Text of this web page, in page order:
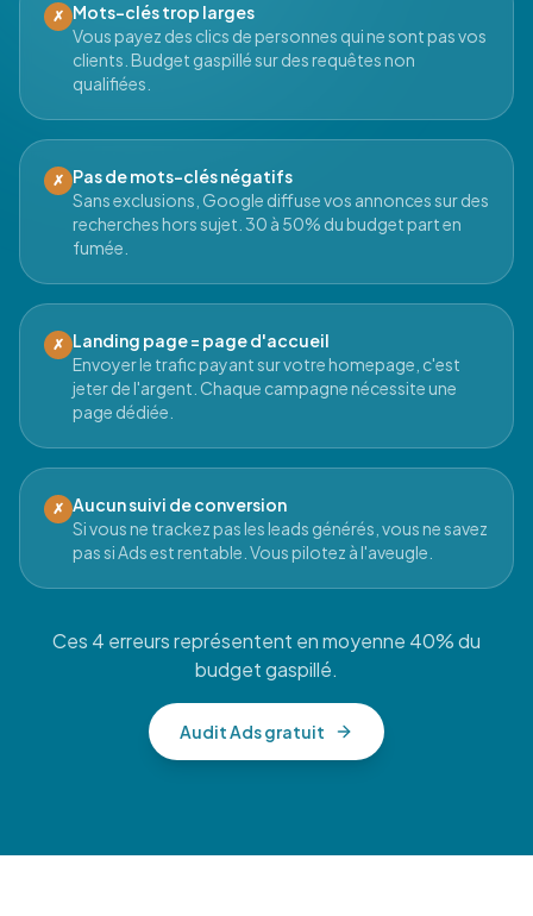
✗ Mots-clés trop larges
Vous payez des clics de personnes qui ne sont pas vos
clients. Budget gaspillé sur des requêtes non
qualifiées.
✗ Pas de mots-clés négatifs
Sans exclusions, Google diffuse vos annonces sur des
recherches hors sujet. 30 à 50% du budget part en
fumée.
✗ Landing page = page d'accueil
Envoyer le trafic payant sur votre homepage, c'est
jeter de l'argent. Chaque campagne nécessite une
page dédiée.
✗ Aucun suivi de conversion
Si vous ne trackez pas les leads générés, vous ne savez
pas si Ads est rentable. Vous pilotez à l'aveugle.
Ces 4 erreurs représentent en moyenne 40% du
budget gaspillé.
Audit Ads gratuit